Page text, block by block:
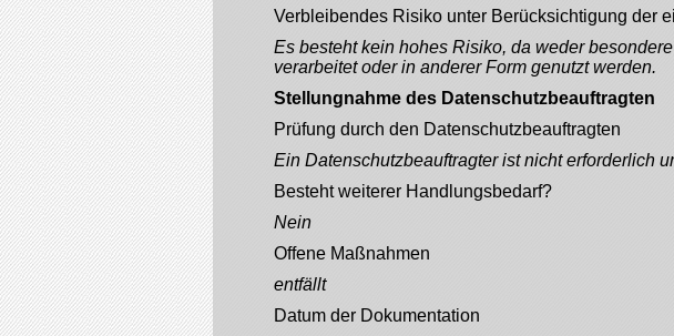
Verbleibendes Risiko unter Berücksichtigung der
Es besteht kein hohes Risiko, da weder
verarbeitet oder in anderer Form genutzt werden.
Stellungnahme des Datenschutzbeauftragten
Prüfung durch den Datenschutzbeauftragten
Ein Datenschutzbeauftragter ist nicht erforderlich
Besteht weiterer Handlungsbedarf?
Nein
Offene Maßnahmen
entfällt
Datum der Dokumentation